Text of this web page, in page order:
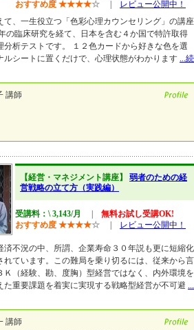
おすすめ度 ★★★★☆
レビュー公開中！
て、一生役立つ「色彩心理カウンセリング」の講座
の臨床研究を経て、日本を含む４か国で特許取得
分析テストです。 １２色カードから好きな色を選
ルシートに置くだけで、心理状態がわかります ...続
講師
【経営・マネジメント講座】 弱者のための経
営戦略の立て方（実践編）
受講料：\ 3,143/月
無料お試し受講OK!
おすすめ度 ★★★★☆ レビュー公開中！
不況の中、所謂、企業寿命３０年説も更に短縮化
れています。この難局を乗り切るには、従来から言
Ｋ（経験、勘、度胸）型経営ではなく、内外環境を
た重要課題を着実に実現する戦略型経営が不可避 ...
講師